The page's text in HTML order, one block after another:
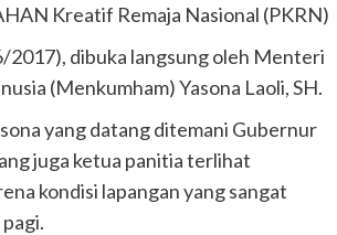
Kreatif Remaja Nasional (PKRN)
2017), dibuka langsung oleh Menteri
(Menkumham) Yasona Laoli, SH.
yang datang ditemani Gubernur
juga ketua panitia terlihat
kondisi lapangan yang sangat